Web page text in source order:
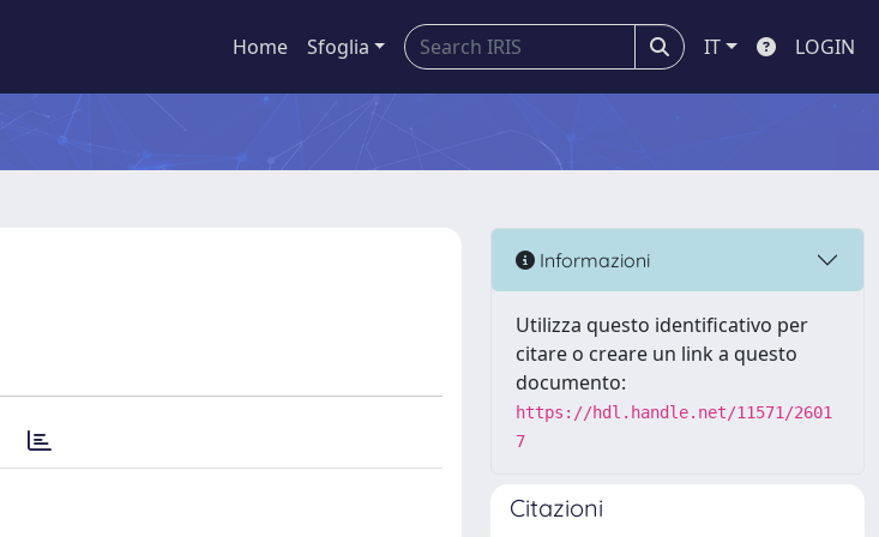
Home Sfoglia IT LOGIN
Informazioni
Utilizza questo identificativo per
citare o creare un link a questo
documento:
https://hdl.handle.net/11571/2601
7
Citazioni